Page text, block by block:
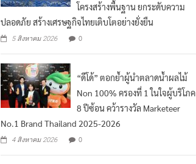
โครงสร้างพื้นฐาน ยกระดับความ
ปลอดภัย สร้างเศรษฐกิจไทยเติบโตอย่างยั่งยืน
5 สิงหาคม 2026 0
“ดีโด้” ตอกย้ำผู้นำตลาดน้ำผลไม้
Non 100% ครองที่ 1 ในใจผู้บริโภค
8 ปีซ้อน คว้ารางวัล Marketeer
No.1 Brand Thailand 2025-2026
4 สิงหาคม 2026 0